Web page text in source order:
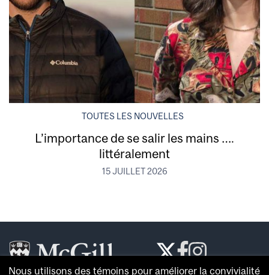
TOUTES LES NOUVELLES
L’importance de se salir les mains ….
littéralement
15 JUILLET 2026
Nous utilisons des témoins pour améliorer la convivialité